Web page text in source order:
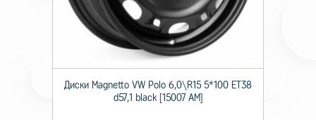
Диски Magnetto VW Polo 6,0\R15 5*100 ET38
d57,1 black [15007 AM]